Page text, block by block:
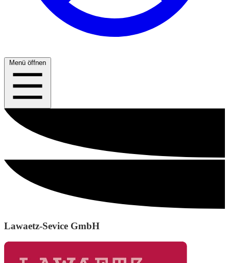
Menü öffnen
Lawaetz-Sevice GmbH